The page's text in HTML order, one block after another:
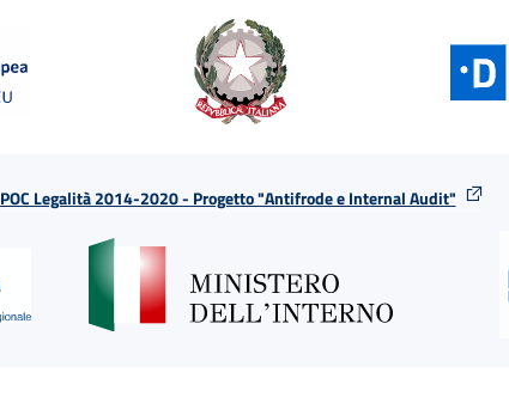
POC Legalità 2014-2020 - Progetto "Antifrode e Internal Audit"